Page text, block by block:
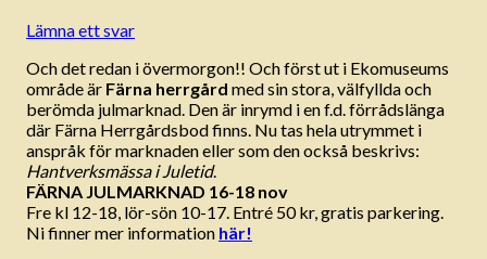
Lämna ett svar
Och det redan i övermorgon!! Och först ut i Ekomuseums
område är Färna herrgård med sin stora, välfyllda och
berömda julmarknad. Den är inrymd i en f.d. förrådslänga
där Färna Herrgårdsbod finns. Nu tas hela utrymmet i
anspråk för marknaden eller som den också beskrivs:
Hantverksmässa i Juletid.
FÄRNA JULMARKNAD 16-18 nov
Fre kl 12-18, lör-sön 10-17. Entré 50 kr, gratis parkering.
Ni finner mer information här!